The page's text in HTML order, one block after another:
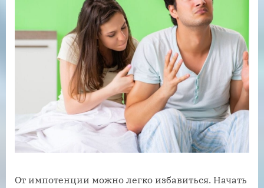
От импотенции можно легко избавиться. Начать